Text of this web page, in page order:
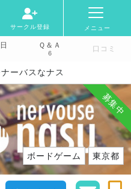
サークル登録 メニュー
Ｑ＆Ａ
6 口コミ
ナーバスなナス
募集中
ボードゲーム 東京都